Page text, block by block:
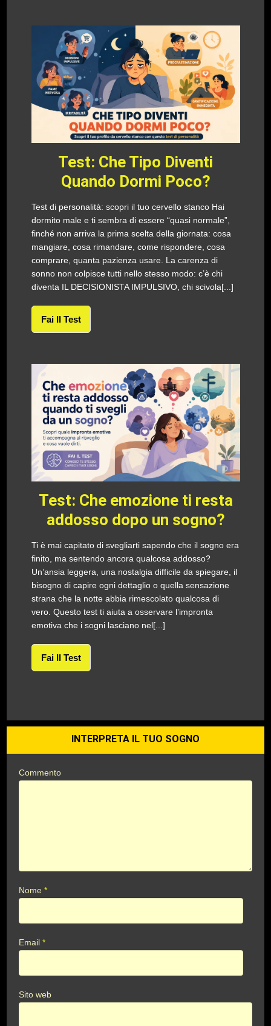
Test: Che Tipo Diventi
Quando Dormi Poco?
Test di personalità: scopri il tuo cervello stanco Hai
dormito male e ti sembra di essere “quasi normale”,
finché non arriva la prima scelta della giornata: cosa
mangiare, cosa rimandare, come rispondere, cosa
comprare, quanta pazienza usare. La carenza di
sonno non colpisce tutti nello stesso modo: c’è chi
diventa IL DECISIONISTA IMPULSIVO, chi scivola[...]
Fai Il Test
Test: Che emozione ti resta
addosso dopo un sogno?
Ti è mai capitato di svegliarti sapendo che il sogno era
finito, ma sentendo ancora qualcosa addosso?
Un’ansia leggera, una nostalgia difficile da spiegare, il
bisogno di capire ogni dettaglio o quella sensazione
strana che la notte abbia rimescolato qualcosa di
vero. Questo test ti aiuta a osservare l’impronta
emotiva che i sogni lasciano nel[...]
Fai Il Test
INTERPRETA IL TUO SOGNO
Commento
Nome*
Email*
Sito web